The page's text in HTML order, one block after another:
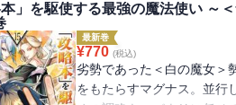
本」を駆使する最強の魔法使い ～
最新巻
¥770 (税込)
劣勢であった＜白の魔女＞
をもたらすマグナス。並行